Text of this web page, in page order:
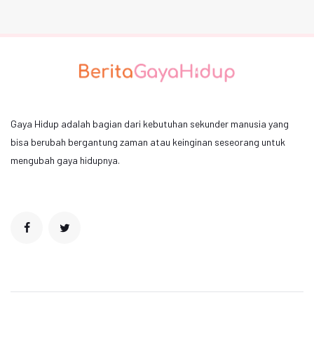
Gaya Hidup adalah bagian dari kebutuhan sekunder manusia yang
bisa berubah bergantung zaman atau keinginan seseorang untuk
mengubah gaya hidupnya.